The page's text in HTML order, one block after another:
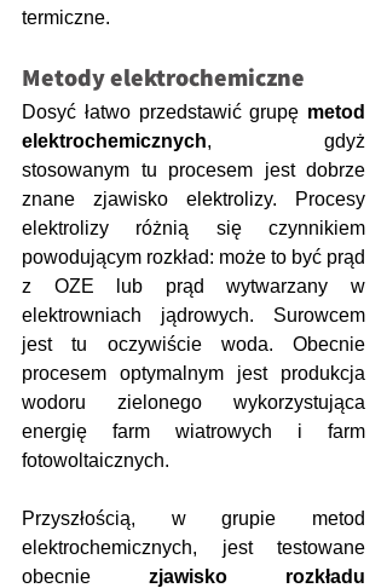
termiczne.
Metody elektrochemiczne
Dosyć łatwo przedstawić grupę metod
elektrochemicznych, gdyż
stosowanym tu procesem jest dobrze
znane zjawisko elektrolizy. Procesy
elektrolizy różnią się czynnikiem
powodującym rozkład: może to być prąd
z OZE lub prąd wytwarzany w
elektrowniach jądrowych. Surowcem
jest tu oczywiście woda. Obecnie
procesem optymalnym jest produkcja
wodoru zielonego wykorzystująca
energię farm wiatrowych i farm
fotowoltaicznych.
Przyszłością, w grupie metod
elektrochemicznych, jest testowane
obecnie zjawisko rozkładu